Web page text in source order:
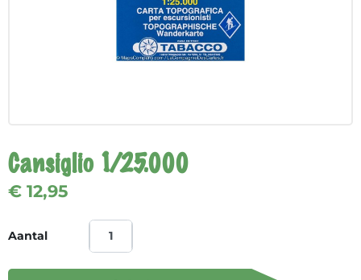
Cansiglio 1/25.000
€ 12,95
Aantal